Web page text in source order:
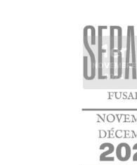
1er
NOVEMBRE
2024